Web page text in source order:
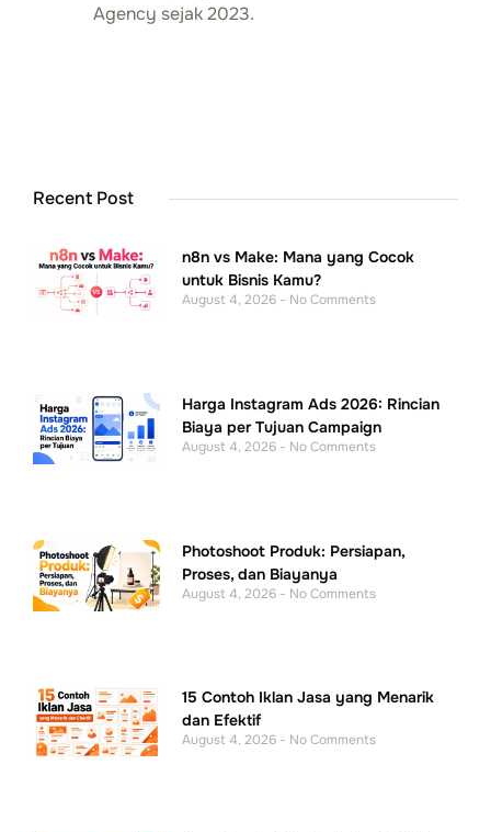
Agency sejak 2023.
Recent Post
n8n vs Make: Mana yang Cocok
untuk Bisnis Kamu?
August 4, 2026 No Comments
Harga Instagram Ads 2026: Rincian
Biaya per Tujuan Campaign
August 4, 2026 No Comments
Photoshoot Produk: Persiapan,
Proses, dan Biayanya
August 4, 2026 No Comments
15 Contoh Iklan Jasa yang Menarik
dan Efektif
August 4, 2026 No Comments